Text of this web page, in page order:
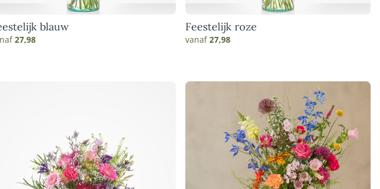
blauw
27,98
Feestelijk roze
vanaf27,98